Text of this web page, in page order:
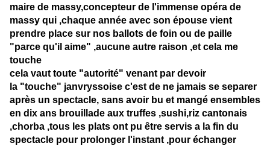
maire de massy,concepteur de l'immense opéra de
massy qui ,chaque année avec son épouse vient
prendre place sur nos ballots de foin ou de paille
"parce qu'il aime" ,aucune autre raison ,et cela me
touche
cela vaut toute "autorité" venant par devoir
la "touche" janvryssoise c'est de ne jamais se separer
après un spectacle, sans avoir bu et mangé ensembles
en dix ans brouillade aux truffes ,sushi,riz cantonais
,chorba ,tous les plats ont pu être servis a la fin du
spectacle pour prolonger l'instant ,pour échanger